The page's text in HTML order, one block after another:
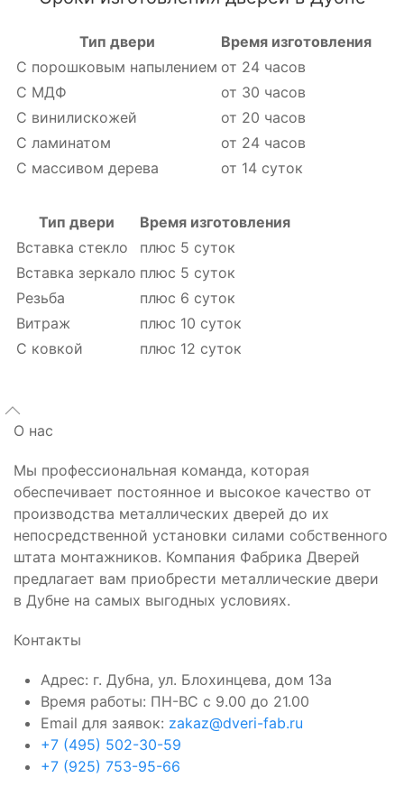
Тип двери
Время изготовления
С порошковым напылением от 24 часов
С МДФ
от 30 часов
С винилискожей
от 20 часов
С ламинатом
от 24 часов
С массивом дерева
от 14 суток
Тип двери
Время изготовления
Вставка стекло
плюс 5 суток
Вставка зеркало плюс 5 суток
Резьба
плюс 6 суток
Витраж
плюс 10 суток
С ковкой
плюс 12 суток
О нас
Мы профессиональная команда, которая
обеспечивает постоянное и высокое качество от
производства металлических дверей до их
непосредственной установки силами собственного
штата монтажников. Компания Фабрика Дверей
предлагает вам приобрести металлические двери
в Дубне на самых выгодных условиях.
Контакты
Адрес: г. Дубна, ул. Блохинцева, дом 13а
Время работы: ПН-ВС с 9.00 до 21.00
Email для заявок: zakaz@dveri-fab.ru
+7 (495) 502-30-59
+7 (925) 753-95-66